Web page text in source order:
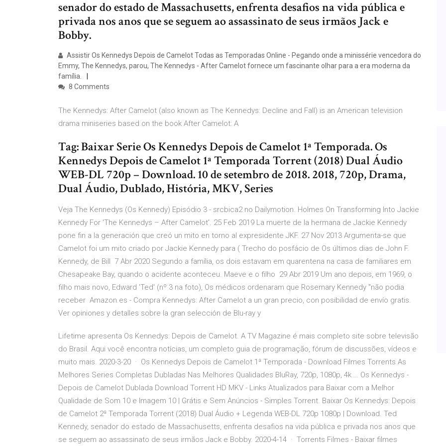
senador do estado de Massachusetts, enfrenta desafios na vida pública e
privada nos anos que se seguem ao assassinato de seus irmãos Jack e
Bobby.
Assistir Os Kennedys Depois de Camelot Todas as Temporadas Online - Pegando onde a minissérie vencedora do
Emmy, The Kennedys, parou, The Kennedys - After Camelot fornece um fascinante olhar para a era moderna da
família.
8 Comments
The Kennedys: After Camelot (also known as The Kennedys: Decline and Fall) is an American television
drama miniseries based on the book After Camelot: A
Tag: Baixar Serie Os Kennedys Depois de Camelot 1ª Temporada. Os
Kennedys Depois de Camelot 1ª Temporada Torrent (2018) Dual Áudio
WEB-DL 720p – Download. 10 de setembro de 2018. 2018, 720p, Drama,
Dual Áudio, Dublado, História, MKV, Series
Veja The Kennedys (Os Kennedy) Episódio 3 - srcbica2 no Dailymotion. Holmes On Transforming Into Jackie
Kennedy For 'The Kennedys – After Camelot'. 25 Feb 2019 La muerte de la hermana de Jackie Kennedy
pone fin a la generación que creó un mito en torno al expresidente JKF. 27 Nov 2013 Argumenta-se que
Camelot foi um mito criado por Jackie Kennedy para ( Trecho do posfácio de Os últimos dias de John F.
Kennedy, de Bill 7 Abr 2020 Segundo a família, os dois estavam em quarentena na casa de familiares em
Chesapeake Bay, quando o acidente aconteceu. Maeve e o filho 29 Abr 2019 Um ano depois, em 1969, o
filho mais novo, Edward 'Ted' (nº 3 na foto), Os médicos ordenaram que Rosemary Kennedy "não podia
receber Amazon.es - Compra Kennedys: After Camelot a un gran precio, con posibilidad de envío gratis.
Ver opiniones y detalles sobre la gran selección de Blu-ray y
Lifetime apresenta Os Kennedys: Depois de Camelot. A TV Magazine é mais completo site sobre televisão
do Brasil. Aqui você encontra notícias, um completo guia de programação, fórum de discussões, vídeos e
muito mais. 2020-3-20 · Os Kennedys Depois de Camelot 1ª Temporada - Download Filmes Torrents As
Melhores Series Completas Dubladas Nas Melhores Qualidades BluRay, 720p, 1080p, 4k … Os Kennedys -
Depois de Camelot Dublada Download Torrent HD MKV - Links Atualizados para Baixar com a Melhor
Qualidade de Som 10 e Imagem 10 | Grátis e Sem Anúncios - Simples Torrent. Baixar Os Kennedys: Depois
de Camelot 2ª Temporada Torrent (2018) Dual Áudio + Legenda WEB-DL 720p 1080p | Download. Ted
Kennedy, senador do estado de Massachusetts, enfrenta desafios na vida pública e privada nos anos que
se seguem ao assassinato de seus irmãos Jack e Bobby. 2020-4-14 · Torrents Filmes - Baixar filmes